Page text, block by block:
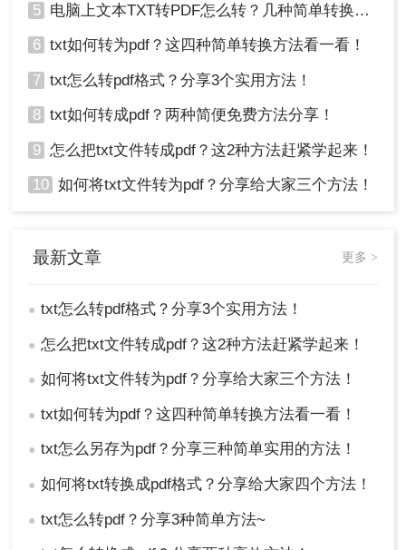
5 电脑上文本TXT转PDF怎么转？几种简单转换方法看一看！
6 txt如何转为pdf？这四种简单转换方法看一看！
7 txt怎么转pdf格式？分享3个实用方法！
8 txt如何转成pdf？两种简便免费方法分享！
9 怎么把txt文件转成pdf？这2种方法赶紧学起来！
10 如何将txt文件转为pdf？分享给大家三个方法！
最新文章 更多 >
● txt怎么转pdf格式？分享3个实用方法！
● 怎么把txt文件转成pdf？这2种方法赶紧学起来！
● 如何将txt文件转为pdf？分享给大家三个方法！
● txt如何转为pdf？这四种简单转换方法看一看！
● txt怎么另存为pdf？分享三种简单实用的方法！
● 如何将txt转换成pdf格式？分享给大家四个方法！
● txt怎么转pdf？分享3种简单方法~